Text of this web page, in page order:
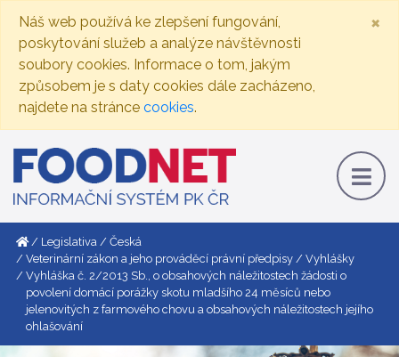
Náš web používá ke zlepšení fungování,
poskytování služeb a analýze návštěvnosti
soubory cookies. Informace o tom, jakým
způsobem je s daty cookies dále zacházeno,
najdete na stránce cookies.
×
Legislativa
Česká
Veterinární zákon a jeho prováděcí právní předpisy
Vyhlášky
Vyhláška č. 2/2013 Sb., o obsahových náležitostech žádosti o
povolení domácí porážky skotu mladšího 24 měsíců nebo
jelenovitých z farmového chovu a obsahových náležitostech jejího
ohlašování